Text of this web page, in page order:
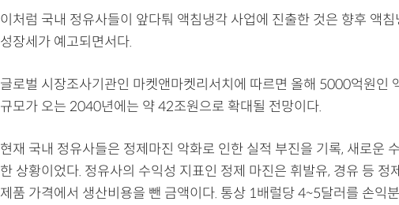
이처럼 국내 정유사들이 앞다퉈 액침냉각 사업에 진출한 것은 향후 액
성장세가 예고되면서다.
글로벌 시장조사기관인 마켓앤마켓리서치에 따르면 올해 5000억원인
규모가 오는 2040년에는 약 42조원으로 확대될 전망이다.
현재 국내 정유사들은 정제마진 악화로 인한 실적 부진을 기록, 새로운
한 상황이었다. 정유사의 수익성 지표인 정제 마진은 휘발유, 경유 등 정
제품 가격에서 생산비용을 뺀 금액이다. 통상 1배럴당 4~5달러를 손익